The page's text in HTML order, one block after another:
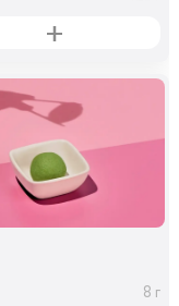
8 г